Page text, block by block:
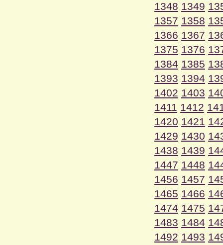
1348 1349
1357 1358
1366 1367
1375 1376
1384 1385
1393 1394
1402 1403
1411 1412
1420 1421
1429 1430
1438 1439
1447 1448
1456 1457
1465 1466
1474 1475
1483 1484
1492 1493